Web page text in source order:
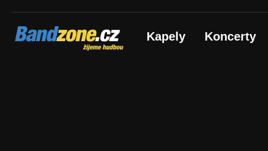
Bandzone.cz
žijeme hudbou Kapely Koncerty